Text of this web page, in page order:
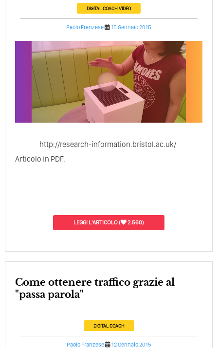
DIGITAL COACHVIDEO
Paolo Franzese 15 Gennaio 2015
http://research-information.bristol.ac.uk/
Articolo in PDF.
LEGGI L'ARTICOLO( 2.560)
Come ottenere traffico grazie al
"passa parola"
DIGITAL COACH
Paolo Franzese 12 Gennaio 2015